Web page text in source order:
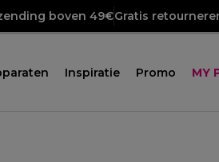
boven 49€Gratis
Inspiratie Promo MY